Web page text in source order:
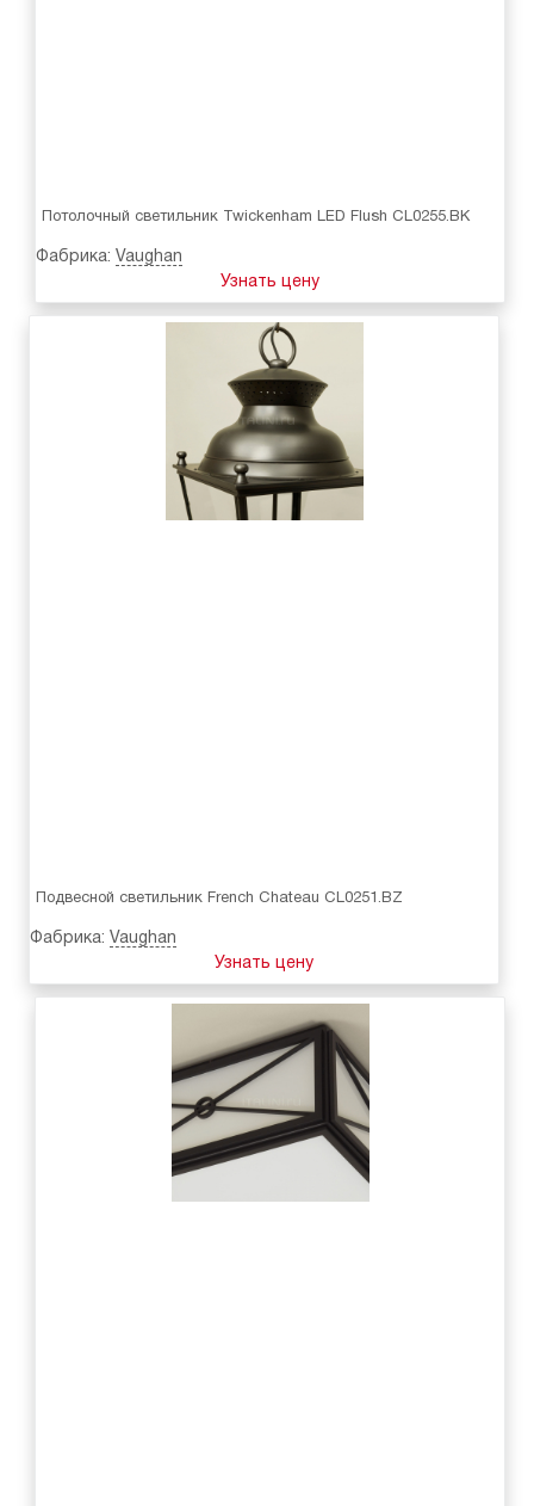
Потолочный светильник Twickenham LED Flush CL0255.BK
Фабрика: Vaughan
Узнать цену
Подвесной светильник French Chateau CL0251.BZ
Фабрика: Vaughan
Узнать цену